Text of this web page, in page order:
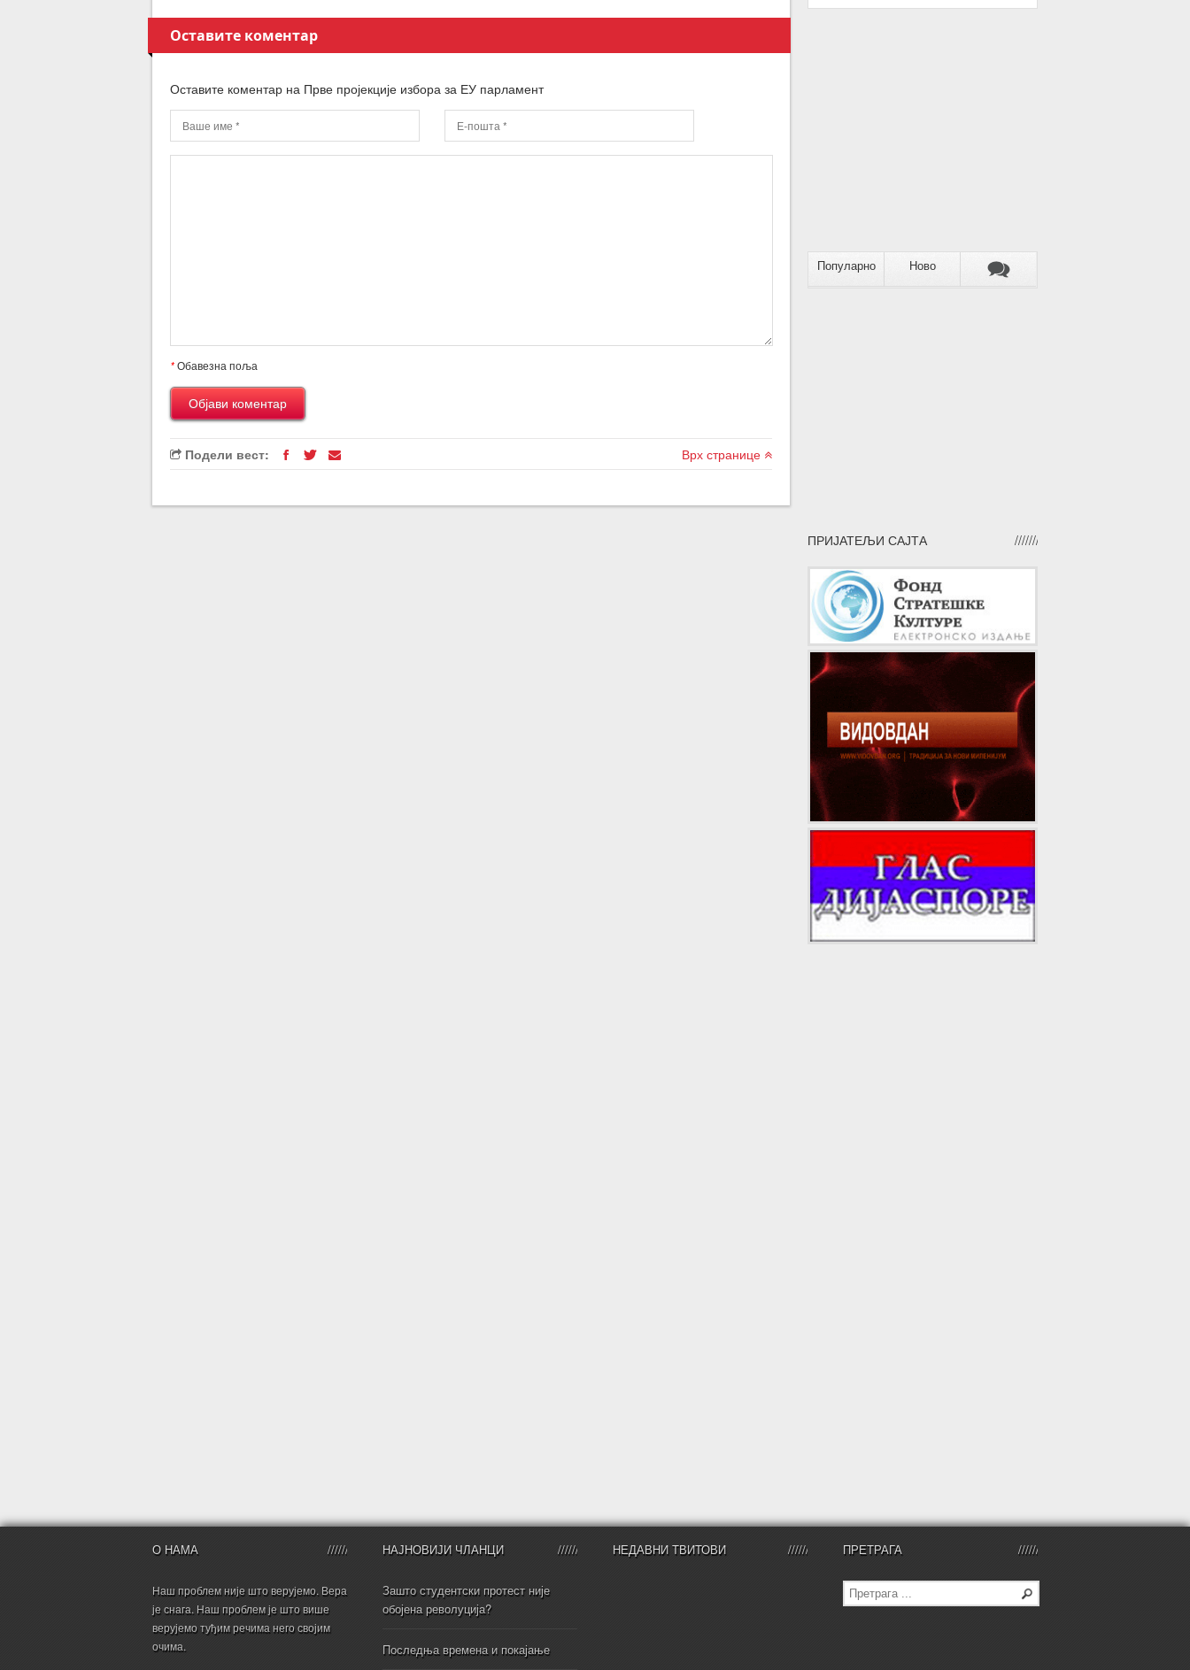
Оставите коментар
Оставите коментар на Прве пројекције избора за ЕУ парламент
*Обавезна поља
Подели вест: Врх странице
Популарно Ново
ПРИЈАТЕЉИ САЈТА
О НАМА
Наш проблем није што верујемо. Вера
је снага. Наш проблем је што више
верујемо туђим речима него својим
очима.
НАЈНОВИЈИ ЧЛАНЦИ
Зашто студентски протест није
обојена револуција?
Последња времена и покајање
НЕДАВНИ ТВИТОВИ ПРЕТРАГА